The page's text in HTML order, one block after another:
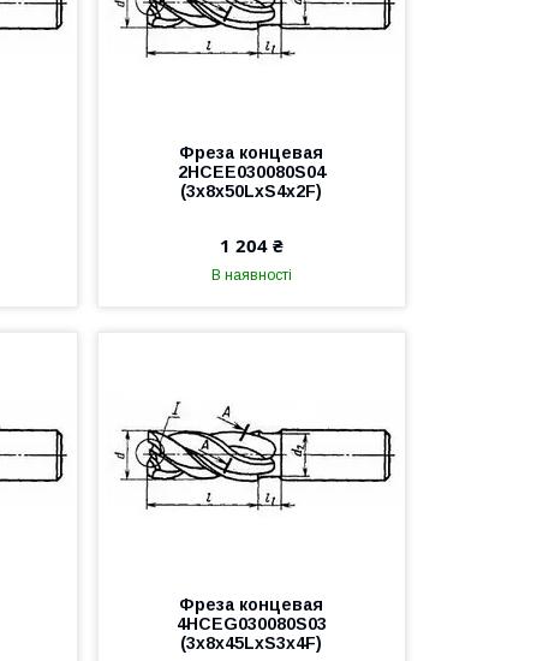
Фреза концевая
2HCEE030080S04
(3x8x50LxS4x2F)
1 204 ₴
В наявності
Фреза концевая
4HCEG030080S03
(3x8x45LxS3x4F)